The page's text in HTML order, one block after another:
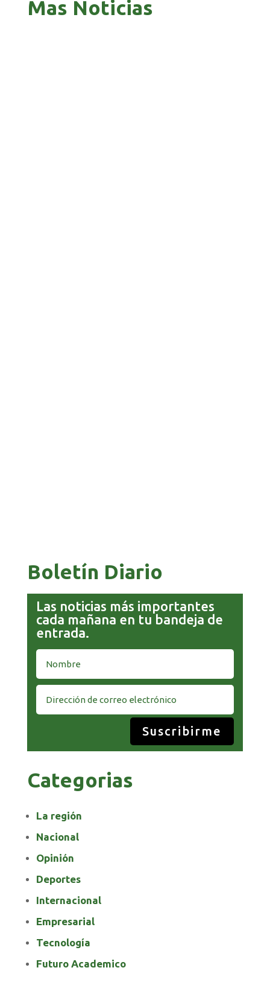
Mas Noticias
Boletín Diario
Las noticias más importantes
cada mañana en tu bandeja de
entrada.
Suscribirme
Categorias
La región
Nacional
Opinión
Deportes
Internacional
Empresarial
Tecnología
Futuro Academico